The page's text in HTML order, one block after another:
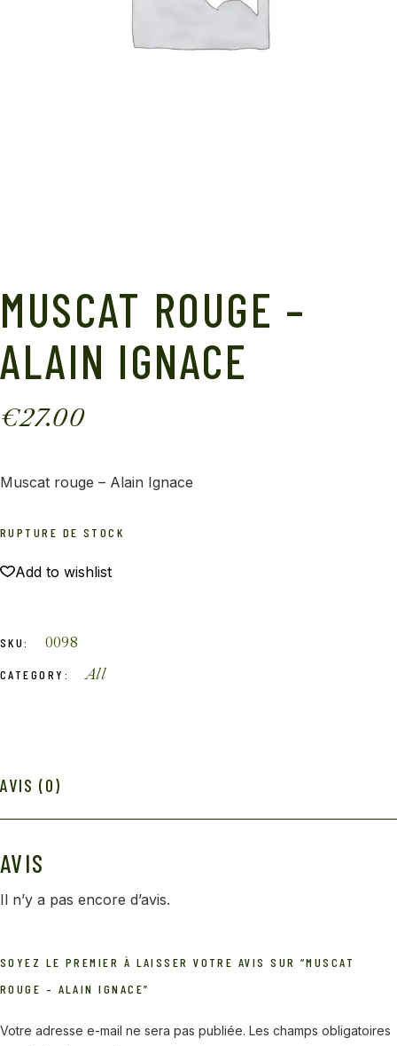
MUSCAT ROUGE –
ALAIN IGNACE
€27.00
Muscat rouge – Alain Ignace
RUPTURE DE STOCK
Add to wishlist
SKU: 0098
CATEGORY: All
AVIS (0)
AVIS
Il n’y a pas encore d’avis.
SOYEZ LE PREMIER À LAISSER VOTRE AVIS SUR “MUSCAT
ROUGE – ALAIN IGNACE”
Votre adresse e-mail ne sera pas publiée. Les champs obligatoires